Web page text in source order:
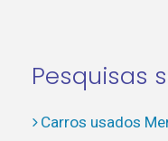
Pesquisas
Carros usados